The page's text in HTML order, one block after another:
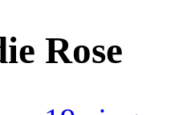
Rose